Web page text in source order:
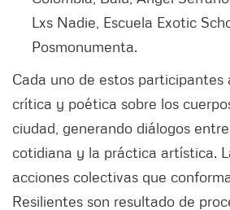
Lxs Nadie, Escuela Exotic
Posmonumenta.
Cada uno de estos participantes
crítica y poética sobre los
ciudad, generando diálogos
cotidiana y la práctica artística.
acciones colectivas que
Resilientes son resultado de